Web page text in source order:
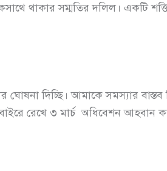
থাকার সম্মতির দলিল। একটি
ঘোষনা দিচ্ছি। আমাকে সমস্যার বাস্তব
রেখে ৩ মার্চ অধিবেশন আহবান